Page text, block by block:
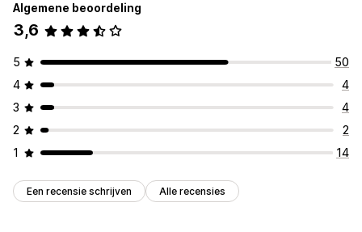
Algemene beoordeling
3,6
5
50
4
4
3
4
2
2
1
14
Een recensie schrijven Alle recensies